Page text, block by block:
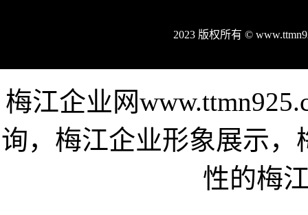
2023 版权所有 ©
梅江企业网
询，梅江企业形象展示
性的梅